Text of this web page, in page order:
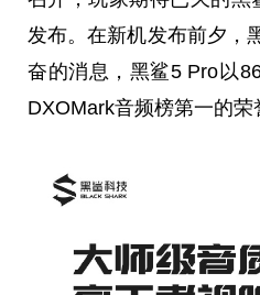
发布。在新机发布前夕，
奋的消息，黑鲨5 Pro以
DXOMark音频榜第一的荣